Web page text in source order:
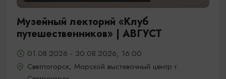
Музейный лекторий «Клуб
путешественников» | АВГУСТ
01.08.2026 - 30.08.2026, 16:00
Светлогорск, Морской выставочный центр г.